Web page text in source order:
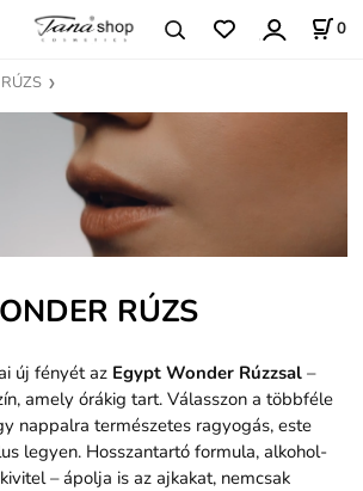
0
RÚZS
RÚZS
új fényét az Egypt Wonder Rúzzsal–
amely órákig tart. Válasszon a többféle
nappalra természetes ragyogás, este
legyen. Hosszantartó formula, alkohol-
– ápolja is az ajkakat, nemcsak